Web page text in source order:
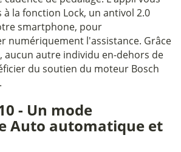
à la fonction Lock, un antivol 2.0
smartphone, pour
numériquement l'assistance. Grâce
aucun autre individu en-dehors de
du soutien du moteur Bosch
- Un mode
Auto automatique et